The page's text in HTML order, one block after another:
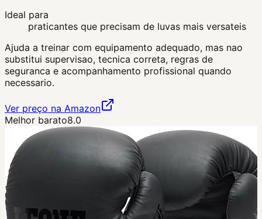
Ideal para
praticantes que precisam de luvas mais versateis
Ajuda a treinar com equipamento adequado, mas nao
substitui supervisao, tecnica correta, regras de
seguranca e acompanhamento profissional quando
necessario.
Ver preço na Amazon
Melhor barato8.0